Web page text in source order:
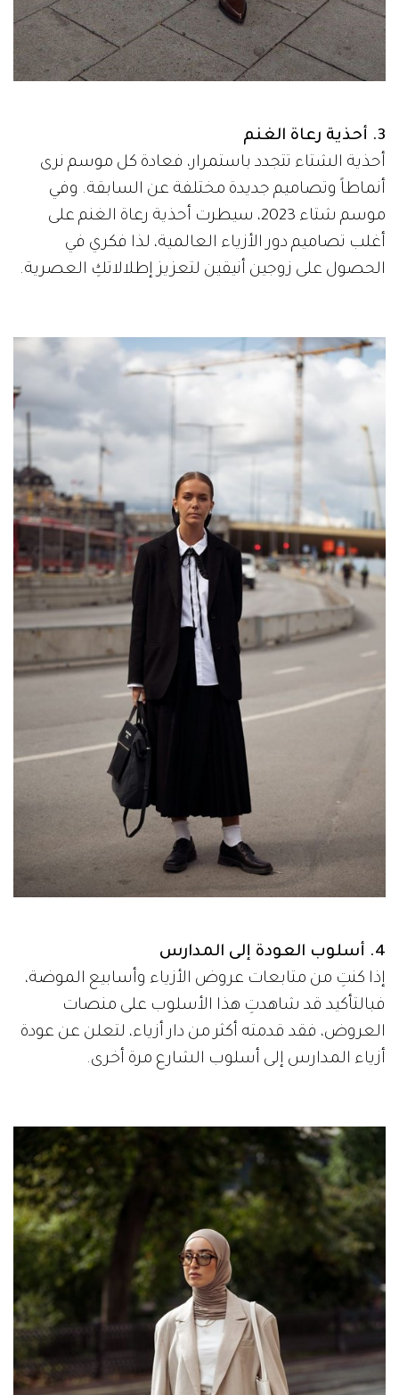
3. أحذية رعاة الغنم
أحذية الشتاء تتجدد باستمرار، فعادة كل موسم نرى
أنماطاً وتصاميم جديدة مختلفة عن السابقة. وفي
موسم شتاء 2023، سيطرت أحذية رعاة الغنم على
أغلب تصاميم دور الأزياء العالمية، لذا فكري في
الحصول على زوجين أنيقين لتعزيز إطلالاتكِ العصرية.
4. أسلوب العودة إلى المدارس
إذا كنتِ من متابعات عروض الأزياء وأسابيع الموضة،
فبالتأكيد قد شاهدتِ هذا الأسلوب على منصات
العروض، فقد قدمته أكثر من دار أزياء، لتعلن عن عودة
أزياء المدارس إلى أسلوب الشارع مرة أخرى.